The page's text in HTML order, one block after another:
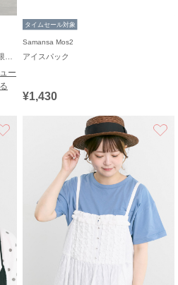
ー
タイムセール対象
Samansa Mos2
アイスパック
¥1,430